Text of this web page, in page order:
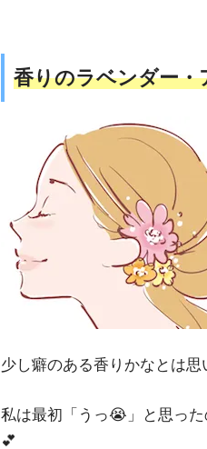
香りのラベンダー
少し癖のある香りかなとは思
私は最初「うっ😭」と思っ
💕